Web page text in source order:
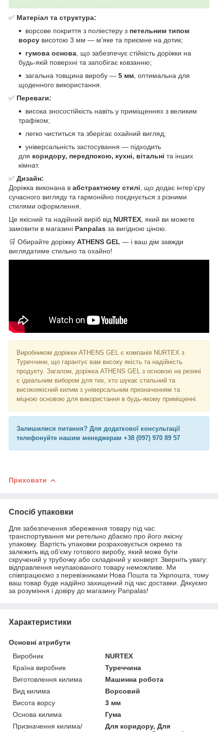
✅ Матеріал та структура:
ворсове покриття з поліестеру з петельним типом
ворсу висотою 3 мм — м’яке та приємне на дотик;
гумова основа , що забезпечує стійкість доріжки на
будь-якій поверхні та запобігає ковзанню;
загальна товщина виробу — 5 мм , оптимальна для
щоденного використання.
✅ Переваги:
висока зносостійкість навіть у приміщеннях з великим
трафіком;
легко чиститься та зберігає охайний вигляд;
універсальність застосування — підходить
для коридору, передпокою, кухні, вітальні та інших
кімнат.
✅ Дизайн:
Доріжка виконана в абстрактному стилі , що додає інтер’єру
сучасного вигляду та гармонійно поєднується з різними
стилями оформлення.
Це якісний та надійний виріб від NURTEX , який ви можете
замовити в магазині Panpalas за вигідною ціною.
🛒 Обирайте доріжку ATHENS GEL — і ваш дім завжди
виглядатиме стильно та охайно!
Виробником доріжки ATHENS GEL є компанія NURTEX з
Туреччини, що гарантує вам високу якість та надійність
продукту. Загалом, доріжка ATHENS GEL з основою на резині
є ідеальним вибором для тих, хто шукає стильний та
високоякісний килим з універсальним призначенням та
міцною основою для використання в будь-якому приміщенні.
Залишилися питання? Для додаткової консультації
телефонуйте нашим менеджерам +38 (097) 970 89 57
Приховати
Спосіб упаковки
Для забезпечення збереження товару під час
транспортування ми ретельно дбаємо про його якісну
упаковку. Вартість упаковки розраховується окремо та
залежить від об’єму готового виробу, який може бути
скручений у трубочку або складений у конверт. Зверніть увагу:
відправлення неупакованого товару неможливе. Ми
співпрацюємо з перевізниками Нова Пошта та Укрпошта, тому
ваш товар буде надійно захищений під час доставки. Дякуємо
за розуміння і довіру до магазину Panpalas!
Характеристики
Основні атрибути
Виробник
NURTEX
Країна виробник
Туреччина
Виготовлення килима
Машинна робота
Вид килима
Ворсовий
Висота ворсу
3 мм
Основа килима
Гума
Призначення килима/
Для коридору, Для